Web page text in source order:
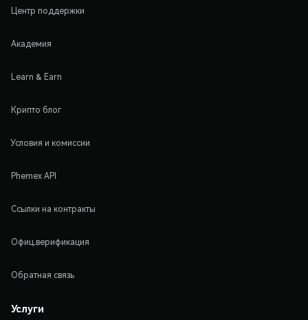
Центр поддержки
Академия
Learn & Earn
Крипто блог
Условия и комиссии
Phemex API
Ссылки на контракты
Офиц.верификация
Обратная связь
Услуги